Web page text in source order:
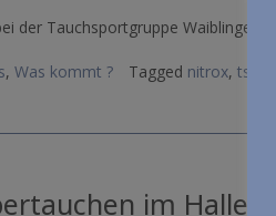
der Tauchsportgruppe Waiblingen
, Was kommt ? Tagged nitrox, tsgwn
im